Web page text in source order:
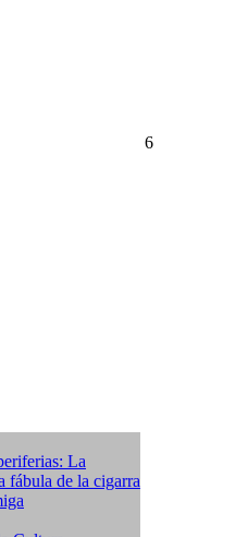
6
La
fábula de la cigarra